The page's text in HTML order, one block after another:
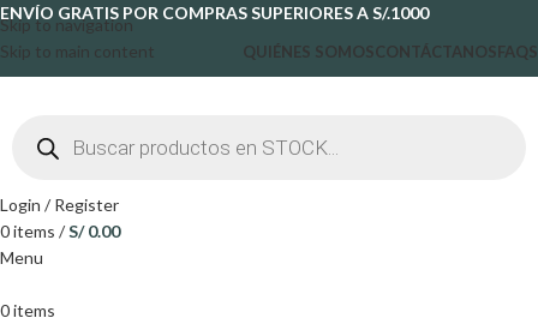
Skip to navigation
Skip to main content
ENVÍO GRATIS POR COMPRAS SUPERIORES A S/.1000
QUIÉNES SOMOSCONTÁCTANOSFAQS
Login / Register
0items /S/0.00
Menu
0items